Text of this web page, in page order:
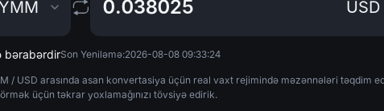
USD
bərabərdirSon Yeniləmə:2026-08-08 09:33:24
/ USD arasında asan konvertasiya üçün real vaxt rejimində məzənnələri
üçün təkrar yoxlamağınızı tövsiyə edirik.